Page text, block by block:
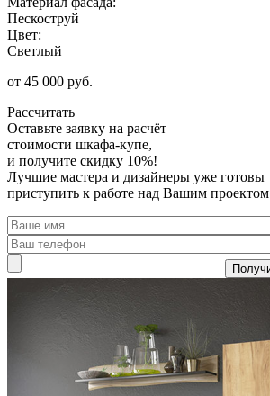
Пескоструй
Цвет:
Светлый
от 45 000 руб.
Рассчитать
Оставьте заявку на расчёт
стоимости шкафа-купе,
и получите скидку 10%!
Лучшие мастера и дизайнеры уже готовы
приступить к работе над Вашим проектом